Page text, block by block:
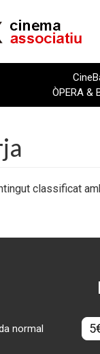
ÒPERA &
classificat
normal